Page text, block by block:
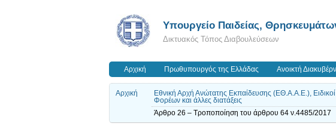
Υπουργείο Παιδείας,
Δικτυακός Τόπος Διαβουλεύσεων
Αρχική Πρωθυπουργός της Ελλάδας Ανοικτή
Αρχική
Εθνική Αρχή Ανώτατης Εκπαίδευσης (ΕΘ.Α.Α.Ε.),
Φορέων και άλλες διατάξεις
Άρθρο 26 – Τροποποίηση του άρθρου 64 ν.4485/2017